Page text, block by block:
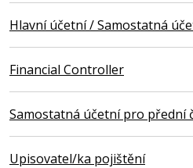
Hlavní účetní / Samostatná
Financial Controller
Samostatná účetní pro přední
Upisovatel/ka pojištění